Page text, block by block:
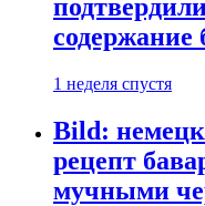
содержание
1 неделя спустя
Bild:
рецепт
мучными